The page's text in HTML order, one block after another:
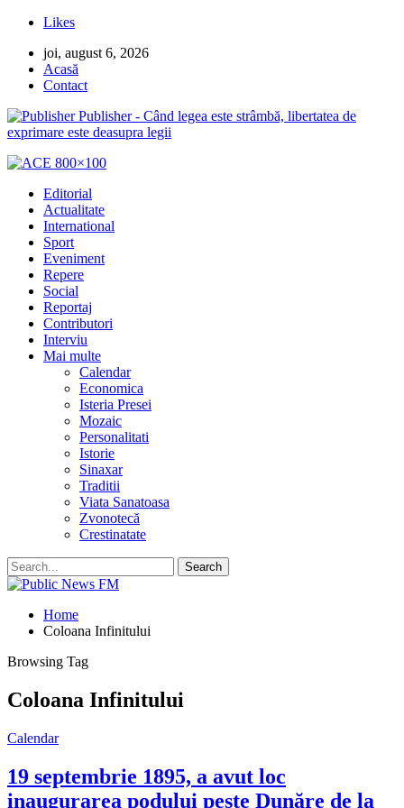
Likes
joi, august 6, 2026
Acasă
Contact
Publisher - Când legea este strâmbă, libertatea de
exprimare este deasupra legii
Editorial
Actualitate
International
Sport
Eveniment
Repere
Social
Reportaj
Contributori
Interviu
Mai multe
Calendar
Economica
Isteria Presei
Mozaic
Personalitati
Istorie
Sinaxar
Traditii
Viata Sanatoasa
Zvonotecă
Crestinatate
Home
Coloana Infinitului
Browsing Tag
Coloana Infinitului
Calendar
19 septembrie 1895, a avut loc
inaugurarea podului peste Dunăre de la